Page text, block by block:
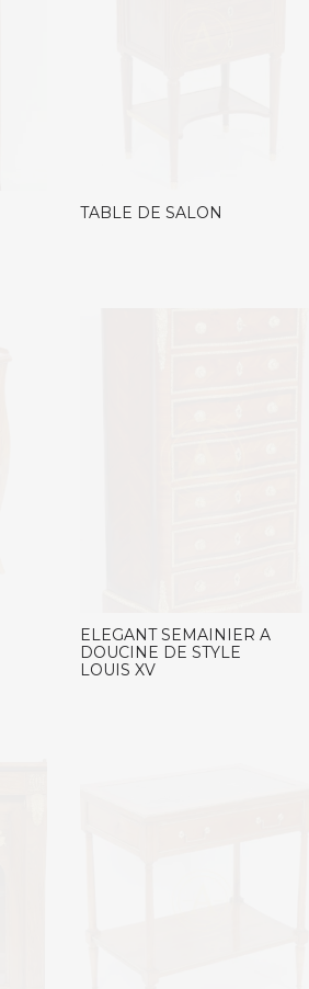
TABLE DE SALON
ELEGANT SEMAINIER A
DOUCINE DE STYLE
LOUIS XV